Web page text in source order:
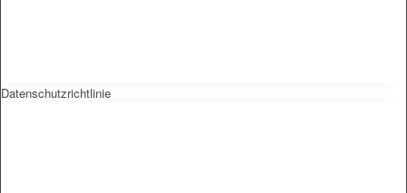
Datenschutzrichtlinie